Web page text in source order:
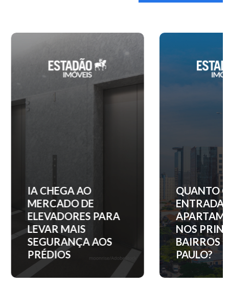
IA CHEGA AO
MERCADO DE
ELEVADORES PARA
LEVAR MAIS
SEGURANÇA AOS
PRÉDIOS
QUANTO
ENTRADA DE
NOS
BAIRROS DE
PAULO?